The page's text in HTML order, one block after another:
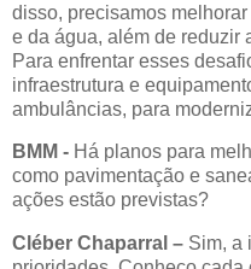
disso, precisamos
e da água, além de reduzir
Para enfrentar esses
infraestrutura e
ambulâncias, para
BMM - Há planos para
como pavimentação e
ações estão previstas?
Cléber Chaparral – Sim, a